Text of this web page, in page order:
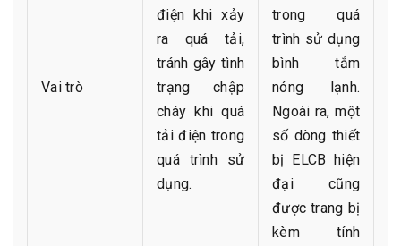
Vai trò
điện khi xảy
ra quá tải,
tránh gây tình
trạng chập
cháy khi quá
tải điện trong
quá trình sử
dụng.
trong quá
trình sử dụng
bình tắm
nóng lạnh.
Ngoài ra, một
số dòng thiết
bị ELCB hiện
đại cũng
được trang bị
kèm tính